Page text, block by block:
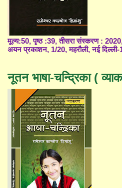
मूल्य:50, पृष्ठ :39, तीसरा संस्करण :
अयन प्रकाशन, 1/20, महरौली, नई
नूतन भाषा-चन्द्रिका (